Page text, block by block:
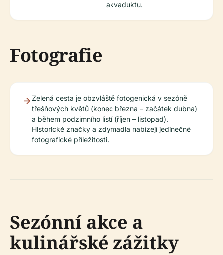
akvaduktu.
Fotografie
Zelená cesta je obzvláště fotogenická v sezóně
třešňových květů (konec března – začátek dubna)
a během podzimního listí (říjen – listopad).
Historické značky a zdymadla nabízejí jedinečné
fotografické příležitosti.
Sezónní akce a
kulinářské zážitky